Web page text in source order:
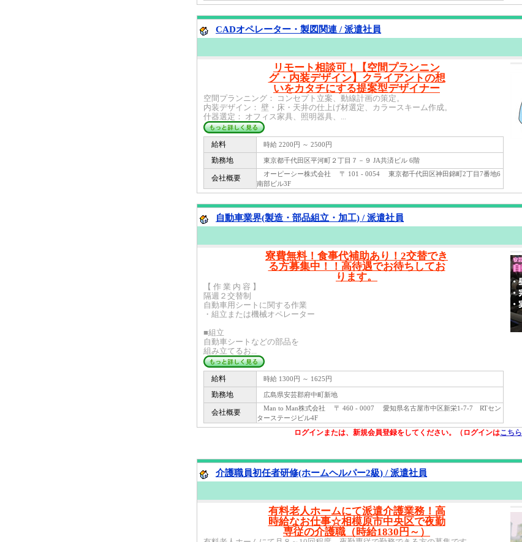
CADオペレーター・製図関連 / 派遣社員
リモート相談可！【空間プランニン
グ・内装デザイン】クライアントの想
いをカタチにする提案型デザイナー
空間プランニング： コンセプト立案、動線計画の策定。
内装デザイン： 壁・床・天井の仕上げ材選定、カラースキーム作成。
什器選定： オフィス家具、照明器具、...
給料 時給 2200円 ～ 2500円
勤務地 東京都千代田区平河町２丁目７－９ JA共済ビル 6階
会社概要
オーピーシー株式会社 〒 101 - 0054 東京都千代田区神田錦町2丁目7番地6
南部ビル3F
自動車業界(製造・部品組立・加工) / 派遣社員
寮費無料！食事代補助あり！2交替でき
る方募集中！！高待遇でお待ちしてお
ります。
【 作 業 内 容 】
隔週２交替制
自動車用シートに関する作業
・組立または機械オペレーター
■組立
自動車シートなどの部品を
組み立てるお...
給料 時給 1300円 ～ 1625円
勤務地 広島県安芸郡府中町新地
会社概要
Man to Man株式会社 〒 460 - 0007 愛知県名古屋市中区新栄1-7-7 RTセン
ターステージビル4F
ログインまたは、新規会員登録をしてください。（ログインはこちら
介護職員初任者研修(ホームヘルパー2級) / 派遣社員
有料老人ホームにて派遣介護業務！高
時給なお仕事☆相模原市中央区で夜勤
専従の介護職（時給1830円～）